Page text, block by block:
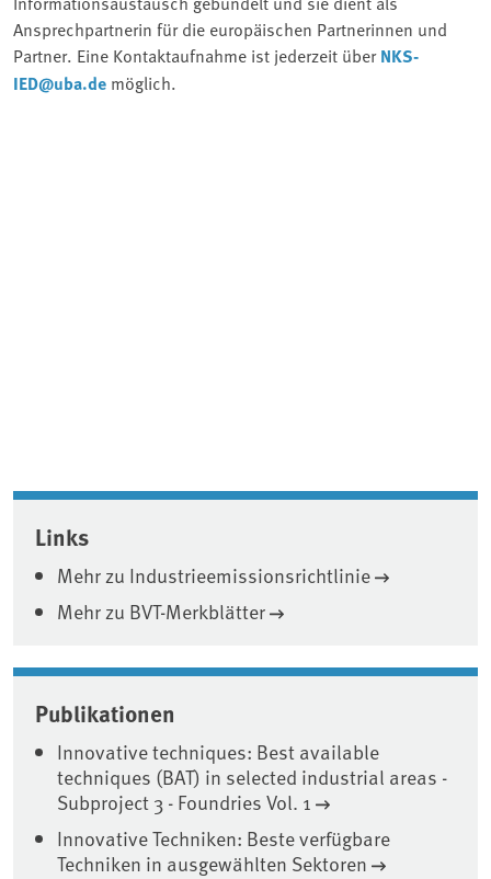
Ansprechpartnerin für die europäischen Partnerinnen und
Partner. Eine Kontaktaufnahme ist jederzeit überNKS-
IED@uba.de möglich.
Associated content
Links
Mehr zu Industrieemissionsrichtlinie
Mehr zu BVT-Merkblätter
Publikationen
Innovative techniques: Best available
techniques (BAT) in selected industrial areas -
Subproject 3 - Foundries Vol. 1
Innovative Techniken: Beste verfügbare
Techniken in ausgewählten Sektoren